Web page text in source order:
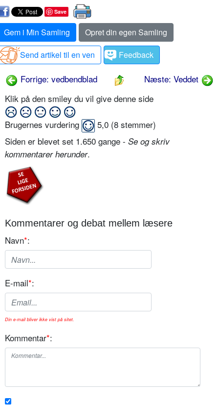
Save
Gem i Min Samling
Opret din egen Samling
Send artikel til en ven
Feedback
Forrige: vedbendblad
Næste: Veddet
Klik på den smiley du vil give denne side
Brugernes vurdering 5,0 (8 stemmer)
Siden er blevet set 1.650 gange - Se og skriv
kommentarer herunder.
Kommentarer og debat mellem læsere
Navn*:
E-mail*:
Din e-mail bliver ikke vist på sitet.
Kommentar*: